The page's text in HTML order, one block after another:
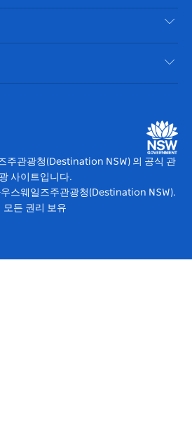
요
청(Destination NSW) 미디어 센터
주관광청(Destination NSW) 의 공식 관
광 사이트입니다.
스웨일즈주관광청(Destination NSW).
모든 권리 보유